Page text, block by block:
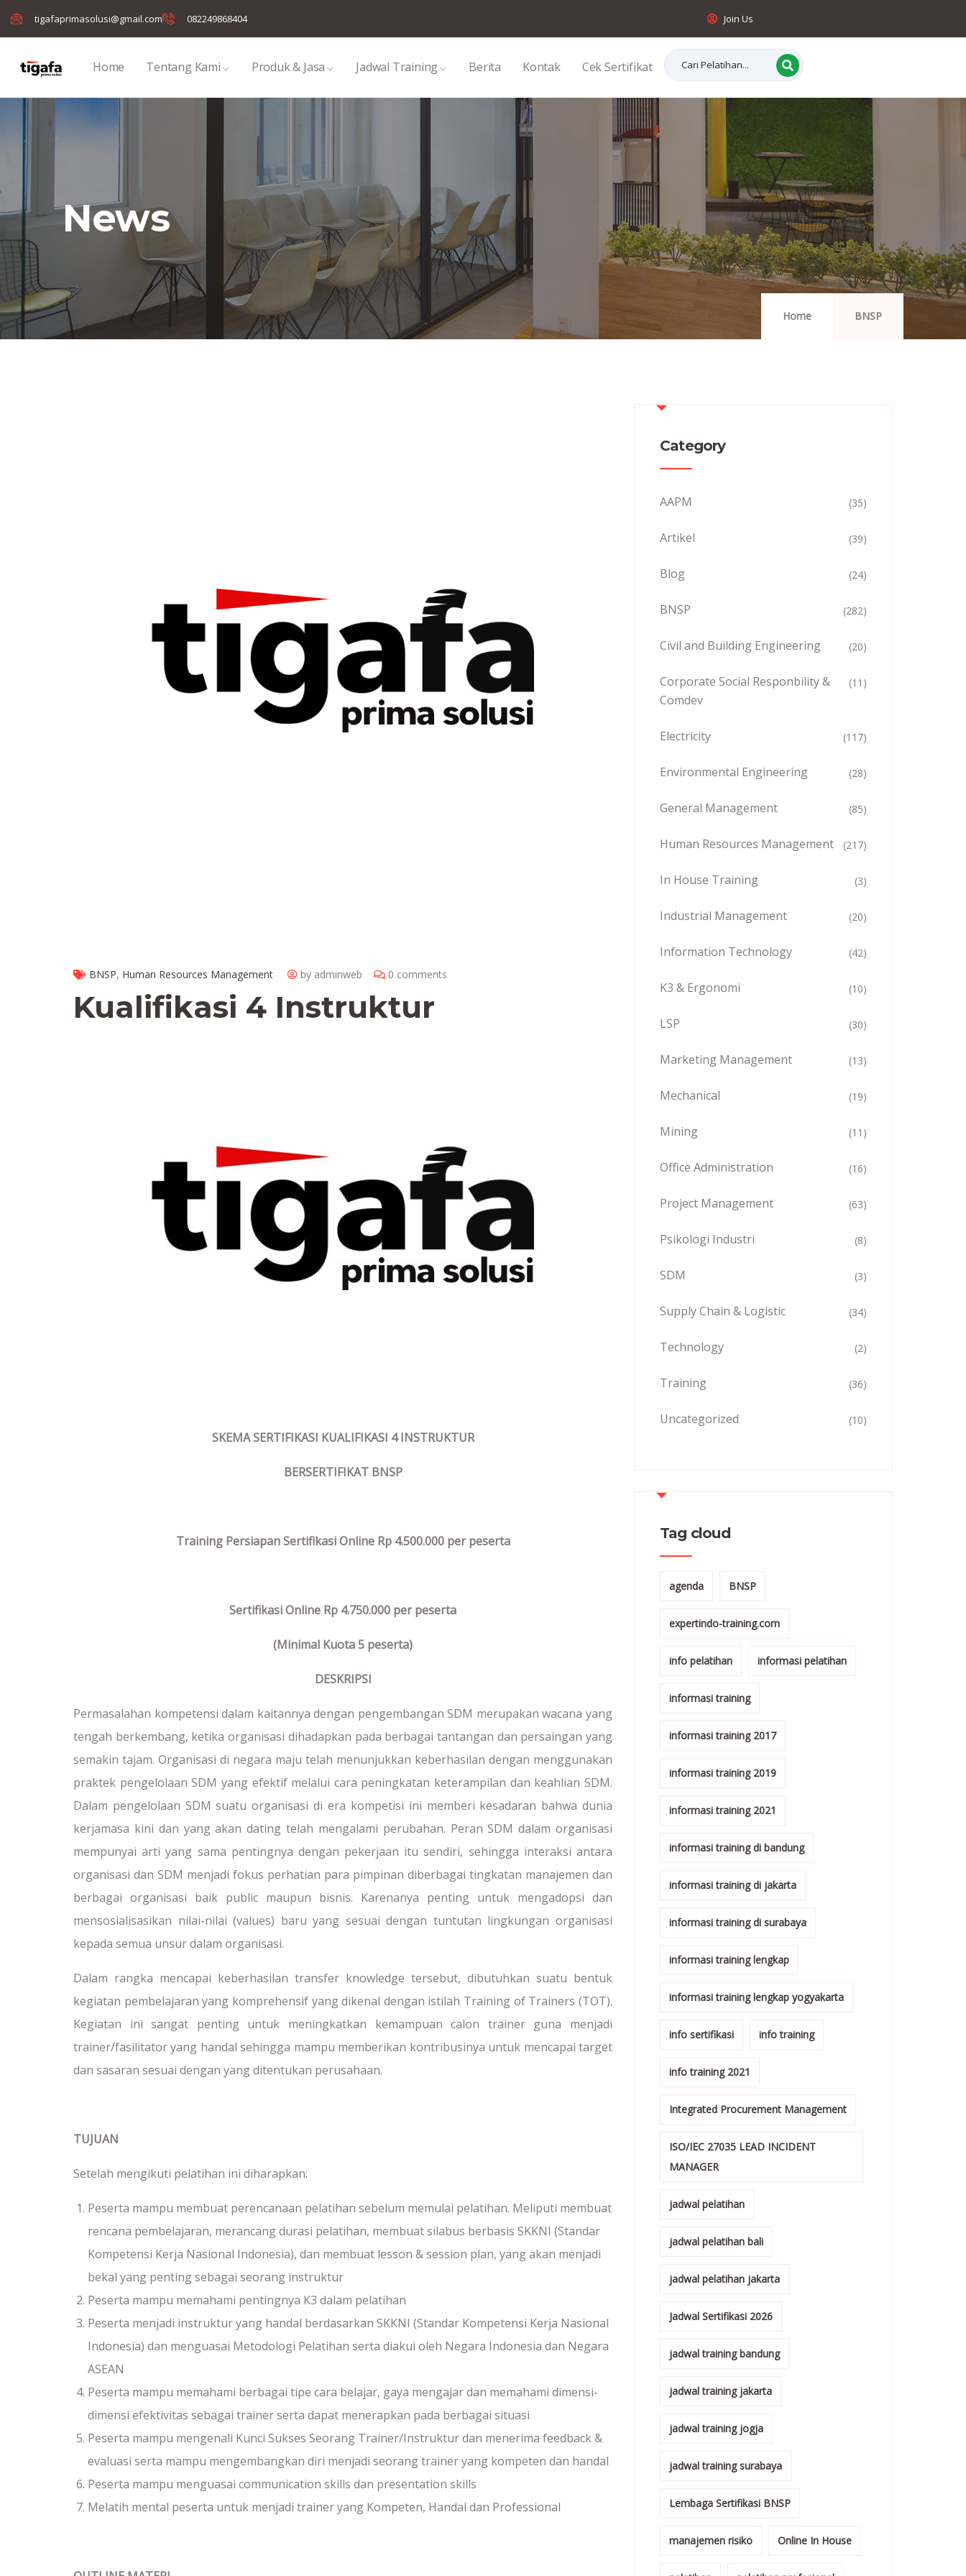
tigafaprimasolusi@gmail.com 082249868404 Join Us
Home Tentang Kami Produk & Jasa Jadwal Training Berita Kontak Cek Sertifikat
News
Home BNSP
BNSP, Human Resources Management by adminweb 0 comments
Kualifikasi 4 Instruktur
SKEMA SERTIFIKASI KUALIFIKASI 4 INSTRUKTUR
BERSERTIFIKAT BNSP
Training Persiapan Sertifikasi Online Rp 4.500.000 per peserta
Sertifikasi Online Rp 4.750.000 per peserta
(Minimal Kuota 5 peserta)
DESKRIPSI
Permasalahan kompetensi dalam kaitannya dengan pengembangan SDM merupakan wacana yang
tengah berkembang, ketika organisasi dihadapkan pada berbagai tantangan dan persaingan yang
semakin tajam. Organisasi di negara maju telah menunjukkan keberhasilan dengan menggunakan
praktek pengelolaan SDM yang efektif melalui cara peningkatan keterampilan dan keahlian SDM.
Dalam pengelolaan SDM suatu organisasi di era kompetisi ini memberi kesadaran bahwa dunia
kerjamasa kini dan yang akan dating telah mengalami perubahan. Peran SDM dalam organisasi
mempunyai arti yang sama pentingnya dengan pekerjaan itu sendiri, sehingga interaksi antara
organisasi dan SDM menjadi fokus perhatian para pimpinan diberbagai tingkatan manajemen dan
berbagai organisasi baik public maupun bisnis. Karenanya penting untuk mengadopsi dan
mensosialisasikan nilai-nilai (values) baru yang sesuai dengan tuntutan lingkungan organisasi
kepada semua unsur dalam organisasi.
Dalam rangka mencapai keberhasilan transfer knowledge tersebut, dibutuhkan suatu bentuk
kegiatan pembelajaran yang komprehensif yang dikenal dengan istilah Training of Trainers (TOT).
Kegiatan ini sangat penting untuk meningkatkan kemampuan calon trainer guna menjadi
trainer/fasilitator yang handal sehingga mampu memberikan kontribusinya untuk mencapai target
dan sasaran sesuai dengan yang ditentukan perusahaan.
TUJUAN
Setelah mengikuti pelatihan ini diharapkan:
Peserta mampu membuat perencanaan pelatihan sebelum memulai pelatihan. Meliputi membuat
rencana pembelajaran, merancang durasi pelatihan, membuat silabus berbasis SKKNI (Standar
Kompetensi Kerja Nasional Indonesia), dan membuat lesson & session plan, yang akan menjadi
bekal yang penting sebagai seorang instruktur
Peserta mampu memahami pentingnya K3 dalam pelatihan
Peserta menjadi instruktur yang handal berdasarkan SKKNI (Standar Kompetensi Kerja Nasional
Indonesia) dan menguasai Metodologi Pelatihan serta diakui oleh Negara Indonesia dan Negara
ASEAN
Peserta mampu memahami berbagai tipe cara belajar, gaya mengajar dan memahami dimensi-
dimensi efektivitas sebagai trainer serta dapat menerapkan pada berbagai situasi
Peserta mampu mengenali Kunci Sukses Seorang Trainer/Instruktur dan menerima feedback &
evaluasi serta mampu mengembangkan diri menjadi seorang trainer yang kompeten dan handal
Peserta mampu menguasai communication skills dan presentation skills
Melatih mental peserta untuk menjadi trainer yang Kompeten, Handal dan Professional
Category
AAPM (35)
Artikel (39)
Blog (24)
BNSP (282)
Civil and Building Engineering (20)
Corporate Social Responbility &
Comdev
(11)
Electricity (117)
Environmental Engineering (28)
General Management (85)
Human Resources Management (217)
In House Training (3)
Industrial Management (20)
Information Technology (42)
K3 & Ergonomi (10)
LSP (30)
Marketing Management (13)
Mechanical (19)
Mining (11)
Office Administration (16)
Project Management (63)
Psikologi Industri (8)
SDM (3)
Supply Chain & Logistic (34)
Technology (2)
Training (36)
Uncategorized (10)
Tag cloud
agenda BNSP
expertindo-training.com
info pelatihan informasi pelatihan
informasi training
informasi training 2017
informasi training 2019
informasi training 2021
informasi training di bandung
informasi training di jakarta
informasi training di surabaya
informasi training lengkap
informasi training lengkap yogyakarta
info sertifikasi info training
info training 2021
Integrated Procurement Management
ISO/IEC 27035 LEAD INCIDENT
MANAGER
jadwal pelatihan
jadwal pelatihan bali
jadwal pelatihan jakarta
Jadwal Sertifikasi 2026
jadwal training bandung
jadwal training jakarta
jadwal training jogja
jadwal training surabaya
Lembaga Sertifikasi BNSP
manajemen risiko Online In House